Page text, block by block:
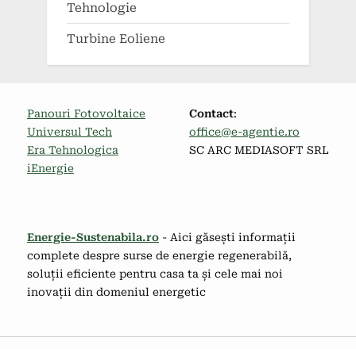
Tehnologie
Turbine Eoliene
Panouri Fotovoltaice
Universul Tech
Era Tehnologica
iEnergie
Contact:
office@e-agentie.ro
SC ARC MEDIASOFT SRL
Energie-Sustenabila.ro - Aici găsești informații
complete despre surse de energie regenerabilă,
soluții eficiente pentru casa ta și cele mai noi
inovații din domeniul energetic